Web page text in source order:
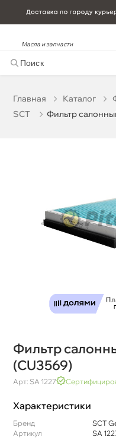
Масла и запчасти
Главная Катало
SCT
Фильтр
Фильтр
(CU3569)
Арт: SA 1227
Характеристики
Бренд
SCT
Артикул
SA